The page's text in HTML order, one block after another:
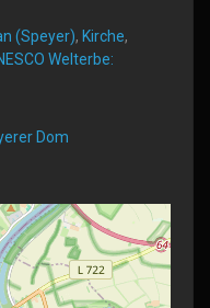
(Speyer), Kirche,
Welterbe:
Dom